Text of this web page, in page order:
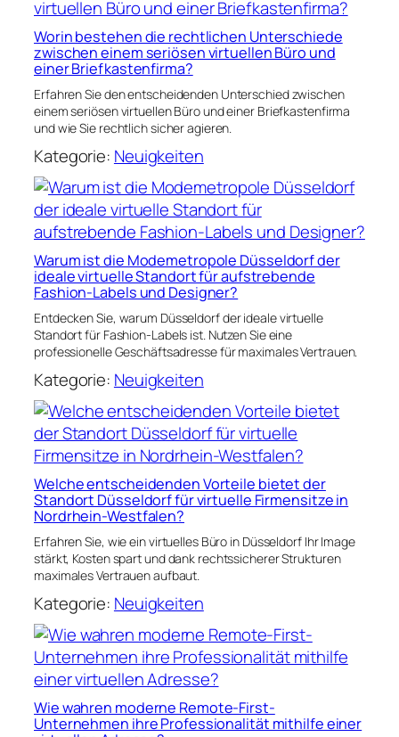
Worin bestehen die rechtlichen Unterschiede
zwischen einem seriösen virtuellen Büro und
einer Briefkastenfirma?
Erfahren Sie den entscheidenden Unterschied zwischen
einem seriösen virtuellen Büro und einer Briefkastenfirma
und wie Sie rechtlich sicher agieren.
Kategorie: Neuigkeiten
Warum ist die Modemetropole Düsseldorf der
ideale virtuelle Standort für aufstrebende
Fashion-Labels und Designer?
Entdecken Sie, warum Düsseldorf der ideale virtuelle
Standort für Fashion-Labels ist. Nutzen Sie eine
professionelle Geschäftsadresse für maximales Vertrauen.
Kategorie: Neuigkeiten
Welche entscheidenden Vorteile bietet der
Standort Düsseldorf für virtuelle Firmensitze in
Nordrhein-Westfalen?
Erfahren Sie, wie ein virtuelles Büro in Düsseldorf Ihr Image
stärkt, Kosten spart und dank rechtssicherer Strukturen
maximales Vertrauen aufbaut.
Kategorie: Neuigkeiten
Wie wahren moderne Remote-First-
Unternehmen ihre Professionalität mithilfe einer